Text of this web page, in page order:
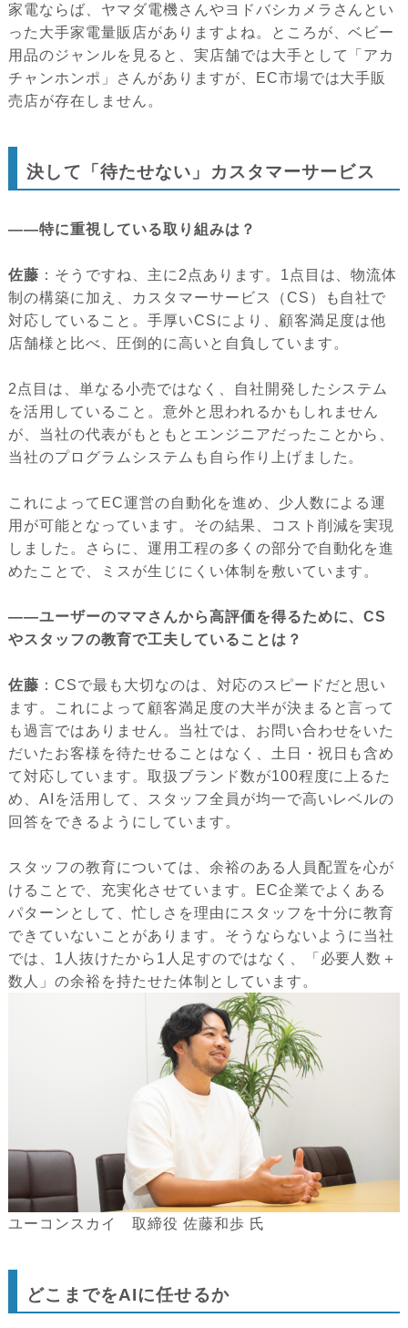
家電ならば、ヤマダ電機さんやヨドバシカメラさんとい
った大手家電量販店がありますよね。ところが、ベビー
用品のジャンルを見ると、実店舗では大手として「アカ
チャンホンポ」さんがありますが、EC市場では大手販
売店が存在しません。
決して「待たせない」カスタマーサービス
――特に重視している取り組みは？
佐藤 ：そうですね、主に2点あります。1点目は、物流体
制の構築に加え、カスタマーサービス（CS）も自社で
対応していること。手厚いCSにより、顧客満足度は他
店舗様と比べ、圧倒的に高いと自負しています。
2点目は、単なる小売ではなく、自社開発したシステム
を活用していること。意外と思われるかもしれません
が、当社の代表がもともとエンジニアだったことから、
当社のプログラムシステムも自ら作り上げました。
これによってEC運営の自動化を進め、少人数による運
用が可能となっています。その結果、コスト削減を実現
しました。さらに、運用工程の多くの部分で自動化を進
めたことで、ミスが生じにくい体制を敷いています。
――ユーザーのママさんから高評価を得るために、CS
やスタッフの教育で工夫していることは？
佐藤 ：CSで最も大切なのは、対応のスピードだと思い
ます。これによって顧客満足度の大半が決まると言って
も過言ではありません。当社では、お問い合わせをいた
だいたお客様を待たせることはなく、土日・祝日も含め
て対応しています。取扱ブランド数が100程度に上るた
め、AIを活用して、スタッフ全員が均一で高いレベルの
回答をできるようにしています。
スタッフの教育については、余裕のある人員配置を心が
けることで、充実化させています。EC企業でよくある
パターンとして、忙しさを理由にスタッフを十分に教育
できていないことがあります。そうならないように当社
では、1人抜けたから1人足すのではなく、「必要人数＋
数人」の余裕を持たせた体制としています。
ユーコンスカイ 取締役 佐藤和歩 氏
どこまでをAIに任せるか